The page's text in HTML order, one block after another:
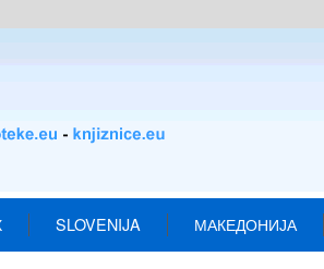
SLOVENIJA МАКЕДОНИЈА